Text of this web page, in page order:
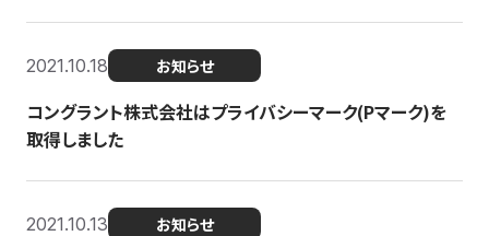
2021.10.18 お知らせ
コングラント株式会社はプライバシーマーク(Pマーク)を
取得しました
2021.10.13 お知らせ